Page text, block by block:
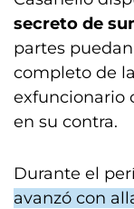
secreto de
partes
completo de
exfuncionario
en su contra.
Durante el
avanzó con